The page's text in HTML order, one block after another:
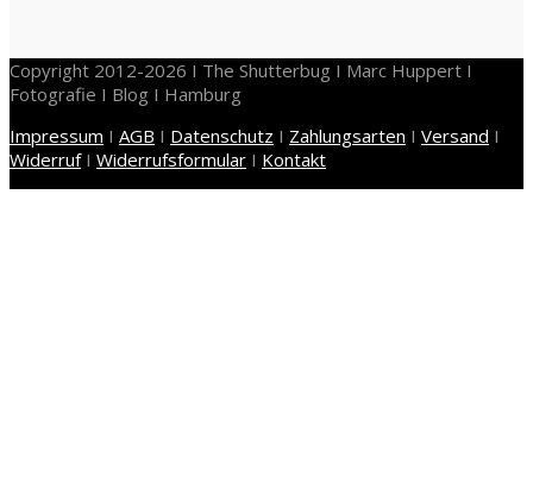
Copyright 2012-2026 I The Shutterbug I Marc Huppert I
Fotografie I Blog I Hamburg
Impressum I AGB I Datenschutz I Zahlungsarten I Versand I
WiderrufI Widerrufsformular I Kontakt